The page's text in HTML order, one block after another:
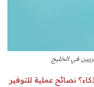
في الخليج
نصائح عملية للتوفير